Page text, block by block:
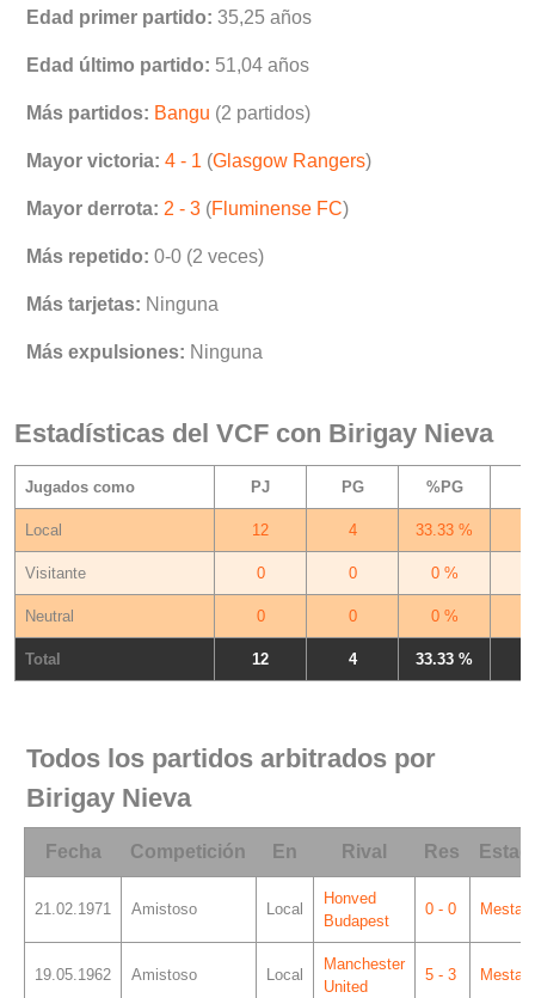
Edad primer partido: 35,25 años
Edad último partido: 51,04 años
Más partidos: Bangu (2 partidos)
Mayor victoria: 4 - 1 (Glasgow Rangers)
Mayor derrota: 2 - 3 (Fluminense FC)
Más repetido: 0-0 (2 veces)
Más tarjetas: Ninguna
Más expulsiones: Ninguna
Estadísticas del VCF con Birigay Nieva
Jugados como PJ PG %PG
Local 12 4 33.33 %
Visitante 0 0 0 %
Neutral 0 0 0 %
Total 12 4 33.33 %
Todos los partidos arbitrados por
Birigay Nieva
Fecha Competición En Rival Res
21.02.1971 Amistoso Local
Honved
Budapest
0 - 0
19.05.1962 Amistoso Local
Manchester
United
5 - 3